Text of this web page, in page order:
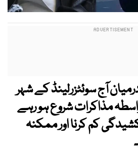
آج سوئٹزرلینڈ کے شہر
مذاکرات شروع ہو رہے
کم کرنا اور ممکنہ